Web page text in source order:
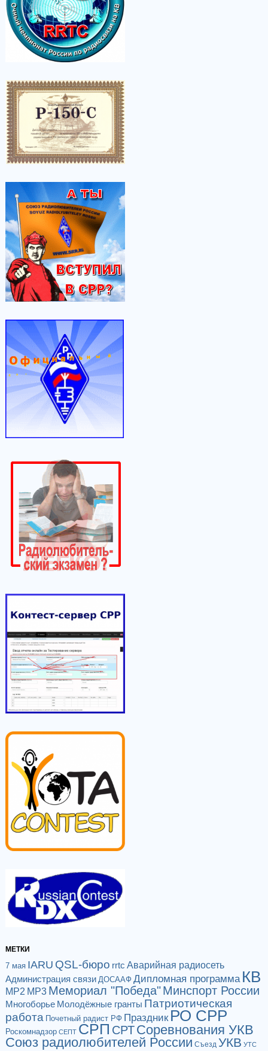
МЕТКИ
7 мая IARU QSL-бюро rrtc Аварийная радиосеть
Администрация связи ДОСААФ Дипломная программа КВ
МР2 МР3 Мемориал "Победа"Минспорт России
Многоборье Молодёжные гранты Патриотическая
работа Почетный радист РФ Праздник РО СРР
Роскомнадзор СЕПТ СРП СРТСоревнования УКВ
Союз радиолюбителей России Съезд УКВ УТС